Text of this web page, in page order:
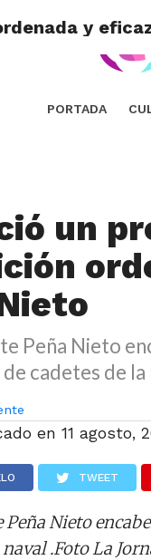
PORTADA
y
un
Peña Nieto
cadetes de
en 11 agosto,
TWEET
Peña Nieto
naval .Foto La